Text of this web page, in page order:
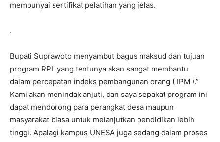
mempunyai sertifikat pelatihan yang jelas.
.
Bupati Suprawoto menyambut bagus maksud dan tujuan
program RPL yang tentunya akan sangat membantu
dalam percepatan indeks pembangunan orang ( IPM ).”
Kami akan menindaklanjuti, dan saya sepakat program ini
dapat mendorong para perangkat desa maupun
masyarakat biasa untuk melanjutkan pendidikan lebih
tinggi. Apalagi kampus UNESA juga sedang dalam proses